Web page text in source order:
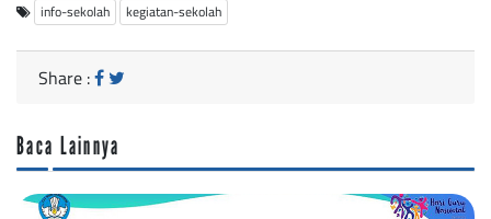
info-sekolah kegiatan-sekolah
Share :
Baca Lainnya